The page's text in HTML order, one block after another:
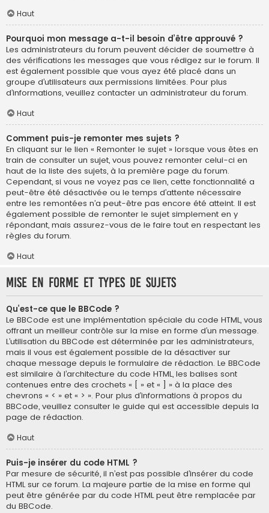
Haut
Pourquoi mon message a-t-il besoin d’être approuvé ?
Les administrateurs du forum peuvent décider de soumettre à
des vérifications les messages que vous rédigez sur le forum. Il
est également possible que vous ayez été placé dans un
groupe d’utilisateurs aux permissions limitées. Pour plus
d’informations, veuillez contacter un administrateur du forum.
Haut
Comment puis-je remonter mes sujets ?
En cliquant sur le lien « Remonter le sujet » lorsque vous êtes en
train de consulter un sujet, vous pouvez remonter celui-ci en
haut de la liste des sujets, à la première page du forum.
Cependant, si vous ne voyez pas ce lien, cette fonctionnalité a
peut-être été désactivée ou le temps d’attente nécessaire
entre les remontées n’a peut-être pas encore été atteint. Il est
également possible de remonter le sujet simplement en y
répondant, mais assurez-vous de le faire tout en respectant les
règles du forum.
Haut
Mise en forme et types de sujets
Qu’est-ce que le BBCode ?
Le BBCode est une implémentation spéciale du code HTML, vous
offrant un meilleur contrôle sur la mise en forme d’un message.
L’utilisation du BBCode est déterminée par les administrateurs,
mais il vous est également possible de la désactiver sur
chaque message depuis le formulaire de rédaction. Le BBCode
est similaire à l’architecture du code HTML, les balises sont
contenues entre des crochets « [ » et « ] » à la place des
chevrons « < » et « > ». Pour plus d’informations à propos du
BBCode, veuillez consulter le guide qui est accessible depuis la
page de rédaction.
Haut
Puis-je insérer du code HTML ?
Par mesure de sécurité, il n’est pas possible d’insérer du code
HTML sur ce forum. La majeure partie de la mise en forme qui
peut être générée par du code HTML peut être remplacée par
du BBCode.